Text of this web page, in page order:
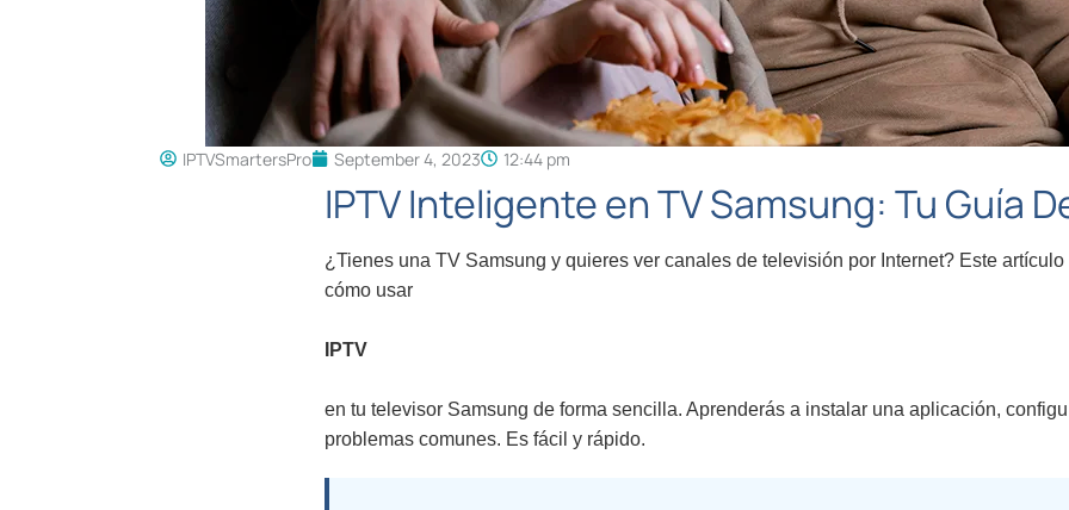
IPTVSmartersPro September 4, 2023 12:44 pm
IPTV Inteligente en TV Samsung: Tu Guía
¿Tienes una TV Samsung y quieres ver canales de televisión por Internet? Este
cómo usar
IPTV
en tu televisor Samsung de forma sencilla. Aprenderás a instalar una aplicación,
problemas comunes. Es fácil y rápido.